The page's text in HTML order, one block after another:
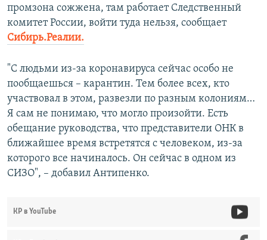
промзона сожжена, там работает Следственный
комитет России, войти туда нельзя, сообщает
Сибирь.Реалии.
"С людьми из-за коронавируса сейчас особо не
пообщаешься – карантин. Тем более всех, кто
участвовал в этом, развезли по разным колониям…
Я сам не понимаю, что могло произойти. Есть
обещание руководства, что представители ОНК в
ближайшее время встретятся с человеком, из-за
которого все начиналось. Он сейчас в одном из
СИЗО", – добавил Антипенко.
КР в YouTube